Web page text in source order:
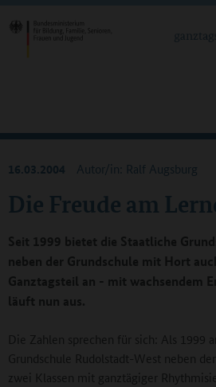
Die Freude am
16.03.2004 Autor/in: Ralf Augsburg
Seit 1999 bietet die Staatliche
neben der Grundschule mit Hort
Ganztagsteil an - mit wachsendem
läuft nun aus.
Die Zahlen sprechen für sich: Als 1999
Grundschule Rudolstadt-West neben
zwei Klassen mit ganztägiger